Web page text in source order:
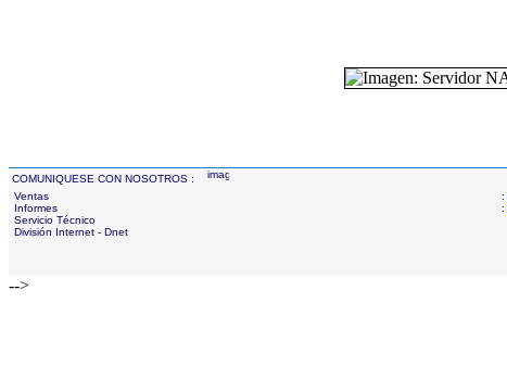
COMUNIQUESE CON NOSOTROS :
Ventas
Informes
Servicio Técnico
División Internet - Dnet
:
:
-->